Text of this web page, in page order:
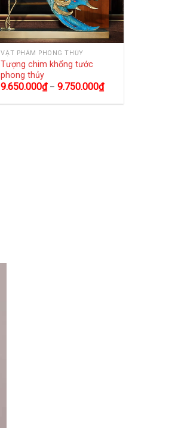
VẬT PHẨM PHONG THỦY
Tượng chim khổng tước
phong thủy
9.650.000₫–9.750.000₫